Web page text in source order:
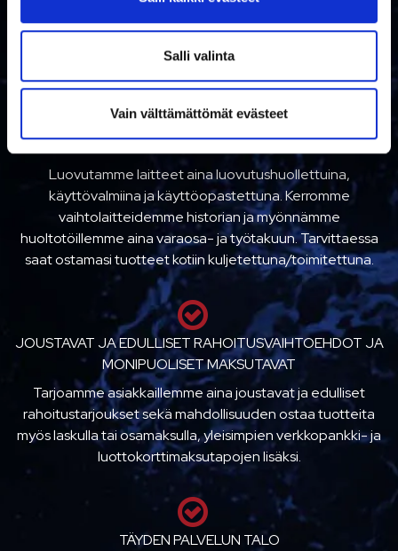
Salli valinta
Vain välttämättömät evästeet
tuotetietämys ja pitkä kokemus tuotteistamme
suositella tarpeisiisi sopivaa tuotetta.
TURVALLISTA KAUPANKÄYNTIÄ
Luovutamme laitteet aina luovutushuollettuina,
käyttövalmiina ja käyttöopastettuna. Kerromme
vaihtolaitteidemme historian ja myönnämme
huoltotöillemme aina varaosa- ja työtakuun. Tarvittaessa
saat ostamasi tuotteet kotiin kuljetettuna/toimitettuna.
JOUSTAVAT JA EDULLISET RAHOITUSVAIHTOEHDOT JA
MONIPUOLISET MAKSUTAVAT
Tarjoamme asiakkaillemme aina joustavat ja edulliset
rahoitustarjoukset sekä mahdollisuuden ostaa tuotteita
myös laskulla tai osamaksulla, yleisimpien verkkopankki- ja
luottokorttimaksutapojen lisäksi.
TÄYDEN PALVELUN TALO